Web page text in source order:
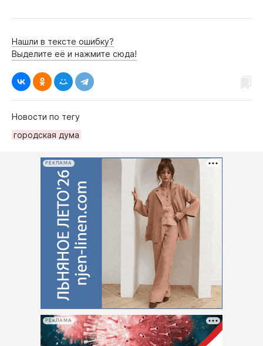
Нашли в тексте ошибку?
Выделите её и нажмите сюда!
Новости по тегу
городская дума
РЕКЛАМА
РЕКЛАМА